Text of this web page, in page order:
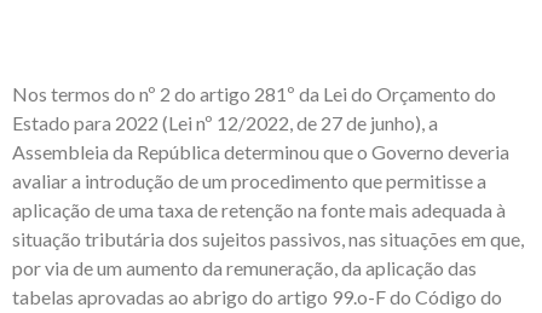
Nos termos do nº 2 do artigo 281º da Lei do Orçamento do
Estado para 2022 (Lei nº 12/2022, de 27 de junho), a
Assembleia da República determinou que o Governo deveria
avaliar a introdução de um procedimento que permitisse a
aplicação de uma taxa de retenção na fonte mais adequada à
situação tributária dos sujeitos passivos, nas situações em que,
por via de um aumento da remuneração, da aplicação das
tabelas aprovadas ao abrigo do artigo 99.o-F do Código do